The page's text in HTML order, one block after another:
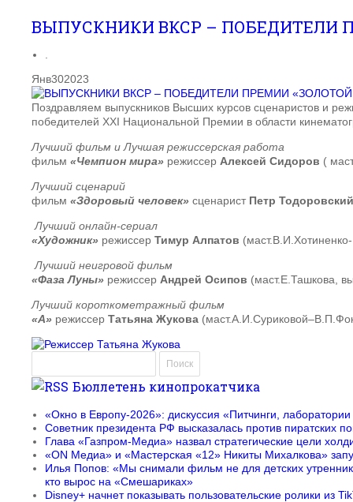
ВЫПУСКНИКИ ВКСР – ПОБЕДИТЕЛИ
Янв302023
Поздравляем выпускников Высших курсов сценаристов и
победителей XXI Национальной Премии в области
Лучший фильм и Лучшая режиссерская работа
фильм «Чемпион мира» режиссер Алексей Сидоров (
Лучший сценарий
фильм «Здоровый человек» сценарист Петр
Лучший онлайн-сериал
«Художник» режиссер Тимур Алпатов
Лучший неигровой фильм
«Фаза Луны» режиссер Андрей Осипов (маст.Е.Ташкова,
Лучший короткометражный фильм
«А» режиссер Татьяна Жукова
Бюллетень кинопрокатчика
«Окно в Европу-2026»: дискуссия «Питчинги,
Советник президента РФ высказалась против пиратских
Глава «Газпром-Медиа» назвал стратегические цели
«ON Медиа» и «Мастерская «12» Никиты Михалкова»
Илья Попов: «Мы снимали фильм не для детских
кто вырос на «Смешариках»
Disney+ начнет показывать пользовательские ролики из